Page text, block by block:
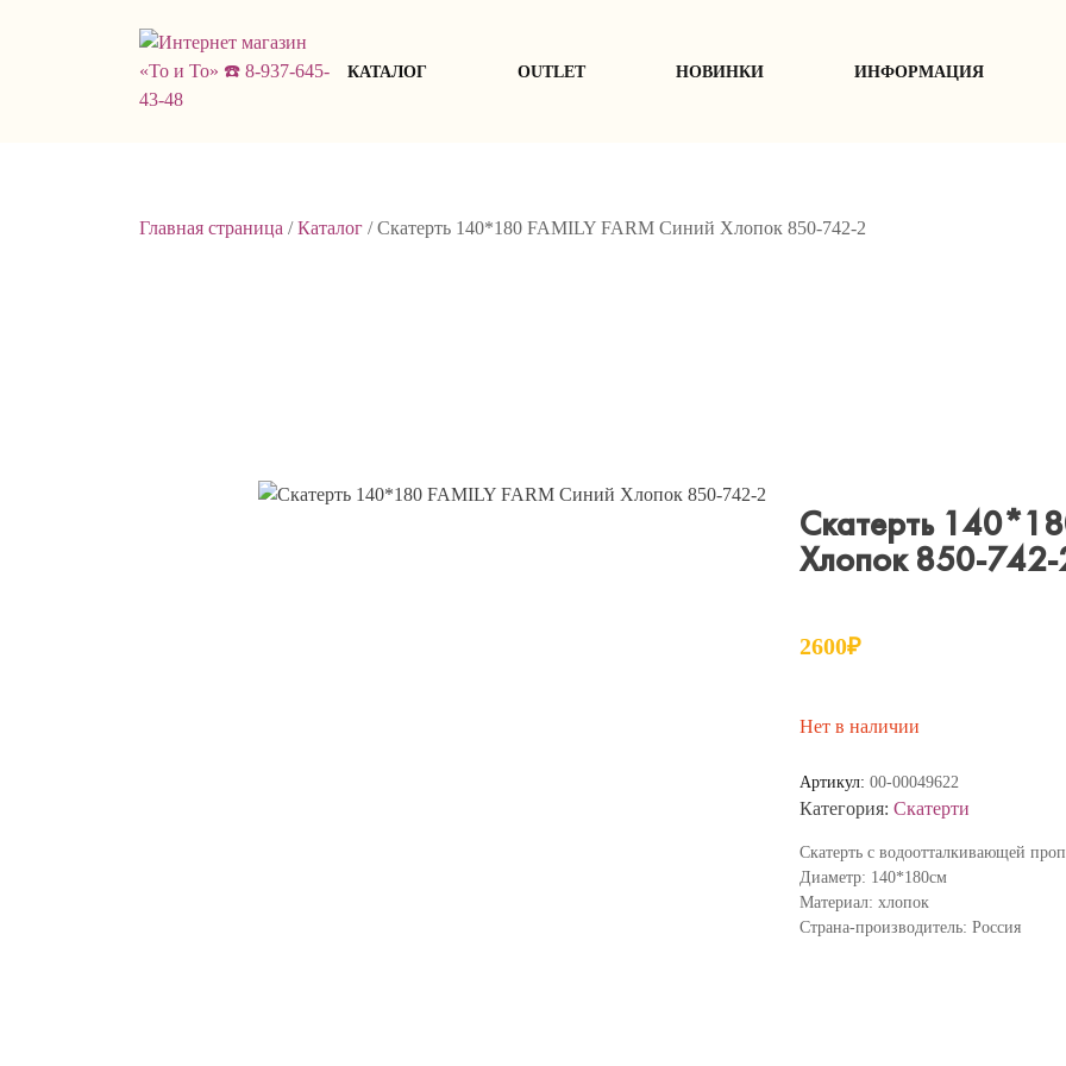
КАТАЛОГ ОUTLET НОВИНКИ ИНФОРМАЦИЯ
Главная страница /Каталог /Скатерть 140*180 FAMILY FARM Синий Хлопок 850-742-2
Скатерть
Хлопок 850-742-
2600₽
Нет в наличии
Артикул: 00-00049622
Категория: Скатерти
Скатерть с водоотталкивающей
Диаметр: 140*180см
Материал: хлопок
Страна-производитель: Россия